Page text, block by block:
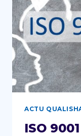
ACTU
ISO